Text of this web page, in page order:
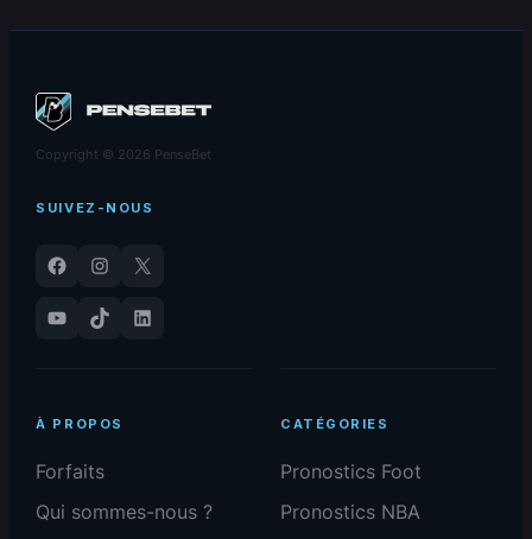
Copyright © 2026 PenseBet
SUIVEZ-NOUS
Facebook Instagram
X
YouTube
TikTok LinkedIn
À PROPOS
Forfaits
Qui sommes-nous ?
CATÉGORIES
Pronostics Foot
Pronostics NBA